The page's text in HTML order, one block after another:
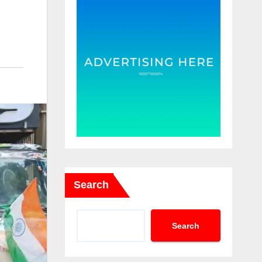
Search
Search